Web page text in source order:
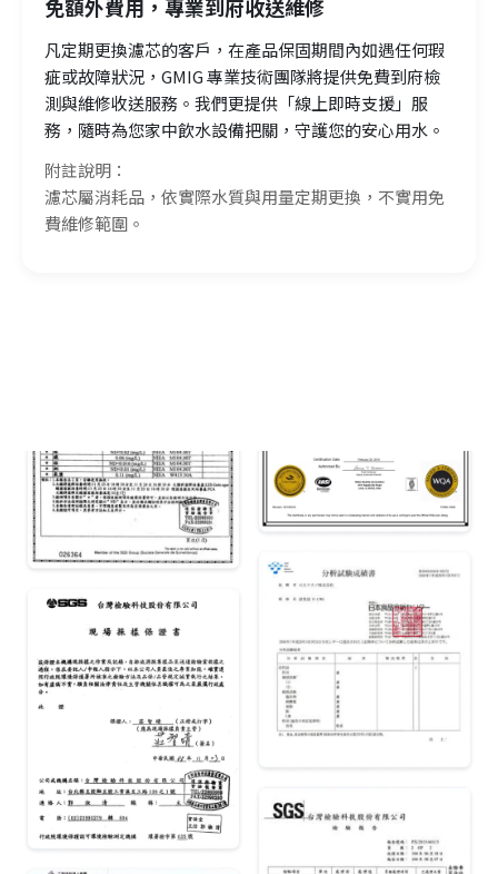
免額外費用，專業到府收送維修
凡定期更換濾芯的客戶，在產品保固期間內如遇任何瑕
疵或故障狀況，GMIG 專業技術團隊將提供免費到府檢
測與維修收送服務。我們更提供「線上即時支援」服
務，隨時為您家中飲水設備把關，守護您的安心用水。
附註說明：
濾芯屬消耗品，依實際水質與用量定期更換，不實用免
費維修範圍。